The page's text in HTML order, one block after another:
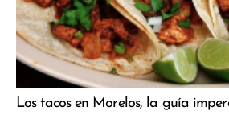
Los tacos en Morelos, la guía